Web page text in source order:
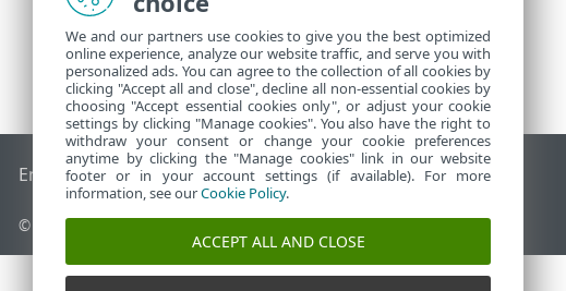
End of Life ESET 知識庫 ESET 論壇ESET Status Portal地區設定
© 1992 - 2025 ESET, spol. s r.o. - 保留所有權利。
We and our partners use cookies to give you the best optimized
online experience, analyze our website traffic, and serve you with
personalized ads. You can agree to the collection of all cookies by
clicking "Accept all and close", decline all non-essential cookies by
choosing "Accept essential cookies only", or adjust your cookie
settings by clicking "Manage cookies". You also have the right to
withdraw your consent or change your cookie preferences
anytime by clicking the "Manage cookies" link in our website
footer or in your account settings (if available). For more
information, see ourCookie Policy.
ACCEPT ALL AND CLOSE